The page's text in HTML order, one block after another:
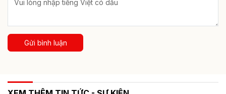
Gửi bình luận